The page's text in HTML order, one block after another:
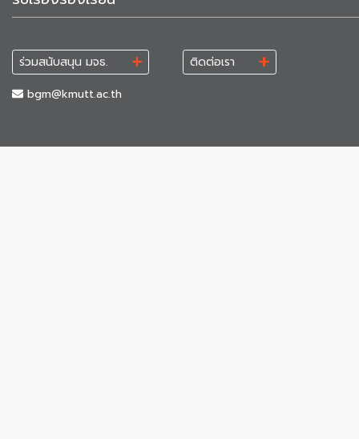
ร่วมสนับสนุน มจธ.
ติดต่อเรา
bgm@kmutt.ac.th